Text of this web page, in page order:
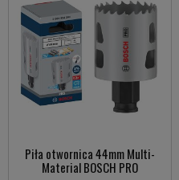
Piła otwornica 44mm Multi-
Material BOSCH PRO